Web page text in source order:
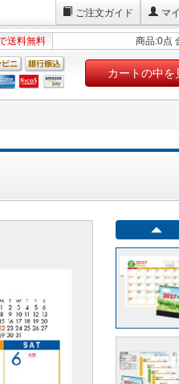
ご注文ガイド マ
送料無料 商品:0点
カートの中を